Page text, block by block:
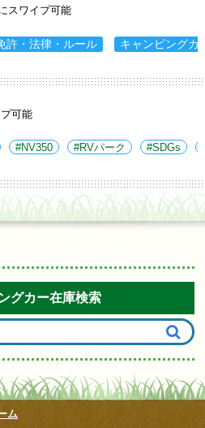
スワイプ可能
許・法律・ルール キャンピングカ
可能
NV350 RVパーク SDGs
グカー在庫検索
ム